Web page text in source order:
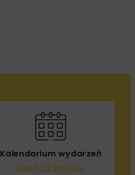
Kalendarium wydarzeń
ZOBACZ WIĘCEJ